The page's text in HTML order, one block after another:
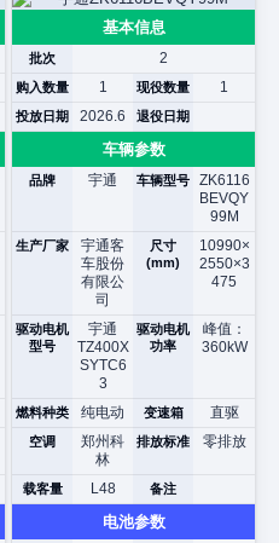
基本信息
批次 2
购入数量 1 现役数量 1
投放日期 2026.6 退役日期
车辆参数
品牌 宇通 车辆型号
ZK6116
BEVQY
99M
生产厂家
宇通客
车股份
有限公
司
尺寸
(mm)
10990×
2550×3
475
驱动电机
型号
宇通
TZ400X
SYTC6
3
驱动电机
功率
峰值：
360kW
燃料种类 纯电动 变速箱 直驱
空调
郑州科
林
排放标准 零排放
载客量 L48 备注
电池参数